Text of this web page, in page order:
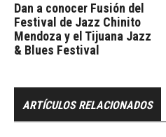
Dan a conocer Fusión del
Festival de Jazz Chinito
Mendoza y el Tijuana Jazz
& Blues Festival
ARTÍCULOS RELACIONADOS